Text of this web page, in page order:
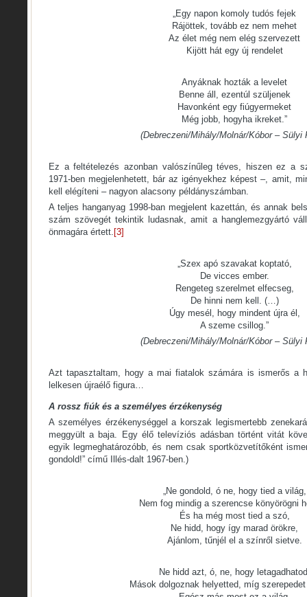
„Egy napon komoly tudós fejek
Rájöttek, tovább ez nem mehet
Az élet még nem elég szervezett
Kijött hát egy új rendelet
Anyáknak hozták a levelet
Benne áll, ezentúl szüljenek
Havonként egy fiúgyermeket
Még jobb, hogyha ikreket.”
(Debreczeni/Mihály/Molnár/Kóbor – Sülyi
Ez a feltételezés azonban valószínűleg téves, hiszen ez a
1971-ben megjelenhetett, bár az igényekhez képest –, amit,
kell elégíteni – nagyon alacsony példányszámban.
A teljes hanganyag 1998-ban megjelent kazettán, és annak
szám szövegét tekintik ludasnak, amit a hanglemezgyártó
önmagára értett. [3]
„Szex apó szavakat koptató,
De vicces ember.
Rengeteg szerelmet elfecseg,
De hinni nem kell. (…)
Úgy mesél, hogy mindent újra él,
A szeme csillog.”
(Debreczeni/Mihály/Molnár/Kóbor – Sülyi
Azt tapasztaltam, hogy a mai fiatalok számára is ismerős a
lelkesen újraélő figura…
A rossz fiúk és a személyes érzékenység
A személyes érzékenységgel a korszak legismertebb
meggyült a baja. Egy élő televíziós adásban történt vitát
egyik legmeghatározóbb, és nem csak sportközvetítőként
gondold!” című Illés-dalt 1967-ben.)
„Ne gondold, ó ne, hogy tied a világ,
Nem fog mindig a szerencse könyörögni
És ha még most tied a szó,
Ne hidd, hogy így marad örökre,
Ajánlom, tűnjél el a színről sietve.
Ne hidd azt, ó, ne, hogy
Mások dolgoznak helyetted, míg